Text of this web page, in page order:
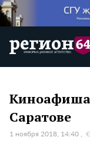
Киноафиша
Саратове
1 ноября 2018, 14:40